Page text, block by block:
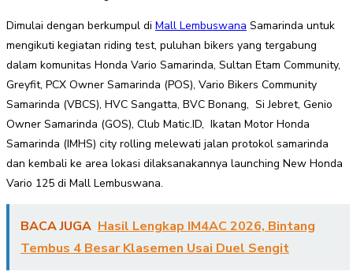
Dimulai dengan berkumpul di Mall Lembuswana Samarinda untuk
mengikuti kegiatan riding test, puluhan bikers yang tergabung
dalam komunitas Honda Vario Samarinda, Sultan Etam Community,
Greyfit, PCX Owner Samarinda (POS), Vario Bikers Community
Samarinda (VBCS), HVC Sangatta, BVC Bonang, Si Jebret, Genio
Owner Samarinda (GOS), Club Matic.ID, Ikatan Motor Honda
Samarinda (IMHS) city rolling melewati jalan protokol samarinda
dan kembali ke area lokasi dilaksanakannya launching New Honda
Vario 125 di Mall Lembuswana.
BACA JUGA Hasil Lengkap IM4AC 2026, Bintang
Tembus 4 Besar Klasemen Usai Duel Sengit